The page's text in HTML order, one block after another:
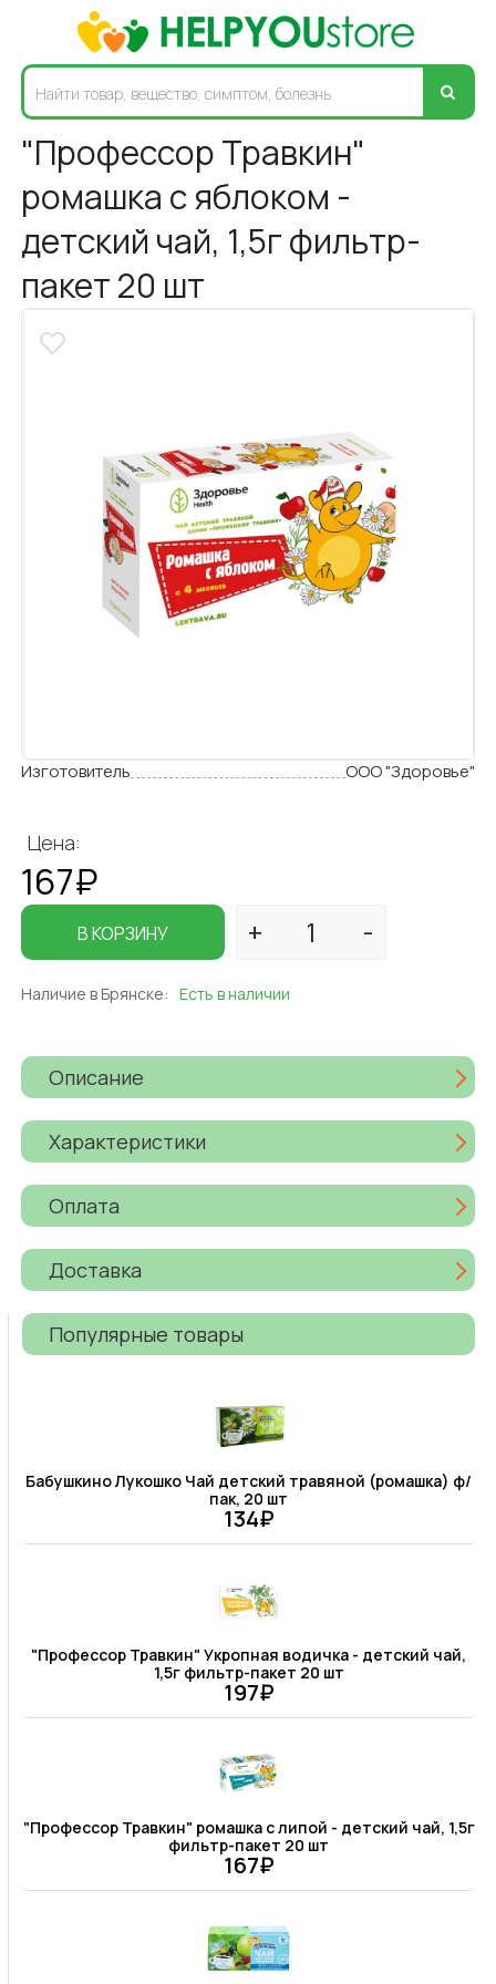
"Профессор Травкин"
ромашка с яблоком -
детский чай, 1,5г фильтр-
пакет 20 шт
Изготовитель ООО "Здоровье"
Цена:
167₽
В КОРЗИНУ
Наличие в Брянске: Есть в наличии
Описание
Характеристики
Оплата
Доставка
Популярные товары
Бабушкино Лукошко Чай детский травяной (ромашка) ф/
пак, 20 шт
134₽
"Профессор Травкин" Укропная водичка - детский чай,
1,5г фильтр-пакет 20 шт
197₽
"Профессор Травкин" ромашка с липой - детский чай, 1,5г
фильтр-пакет 20 шт
167₽